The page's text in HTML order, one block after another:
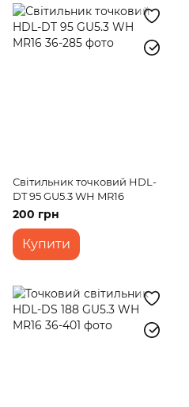
Світильник точковий HDL-
DT 95 GU5.3 WH MR16
200 грн
Купити